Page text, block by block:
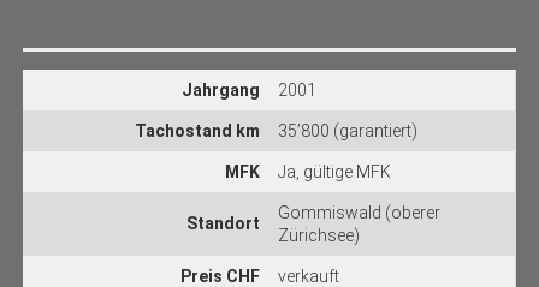
Jahrgang 2001
Tachostand km 35’800 (garantiert)
MFK Ja, gültige MFK
Standort
Gommiswald (oberer
Zürichsee)
Preis CHF verkauft